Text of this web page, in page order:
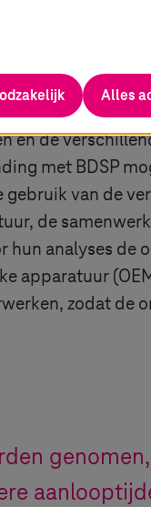
testritten
waar
en de
met BDSP
van de
de
analyses de
apparatuur
zodat de
Alles